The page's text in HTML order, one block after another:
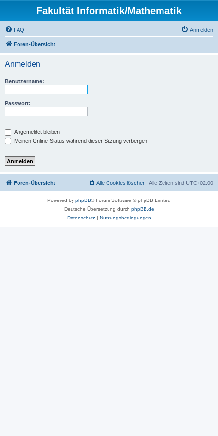
Fakultät Informatik/Mathematik
FAQ Anmelden
Foren-Übersicht
Anmelden
Benutzername:
Passwort:
Angemeldet bleiben
Meinen Online-Status während dieser Sitzung verbergen
Foren-Übersicht Alle Zeiten sind UTC+02:00
Alle Cookies löschen
Powered by phpBB® Forum Software © phpBB Limited
Deutsche Übersetzung durch phpBB.de
Datenschutz| Nutzungsbedingungen